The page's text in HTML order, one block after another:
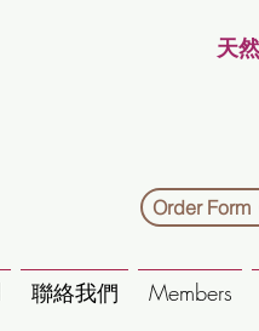
天
Order Form
聯絡我們 Members